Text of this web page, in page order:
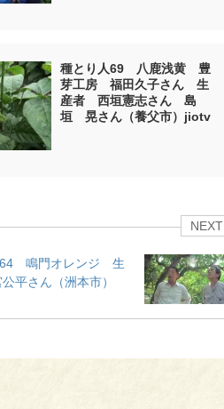
種とり人69 八鹿浅黄 豊
芽工房 福田久子さん 生
産者 西垣憲志さん 島
垣 晃さん（養父市）jiotv
NEXT
64 鳴門オレンジ 生
平さん（洲本市）